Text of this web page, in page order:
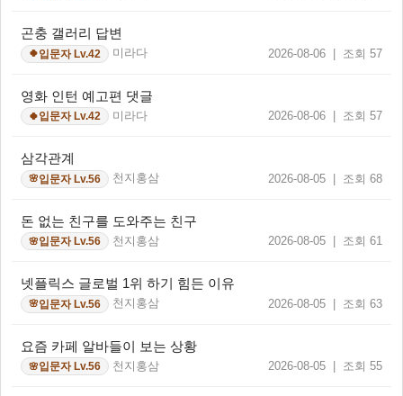
곤충 갤러리 답변
🍀입문자 Lv.42 미라다 2026-08-06 | 조회 57
영화 인턴 예고편 댓글
🍀입문자 Lv.42 미라다 2026-08-06 | 조회 57
삼각관계
🌸입문자 Lv.56 천지홍삼 2026-08-05 | 조회 68
돈 없는 친구를 도와주는 친구
🌸입문자 Lv.56 천지홍삼 2026-08-05 | 조회 61
넷플릭스 글로벌 1위 하기 힘든 이유
🌸입문자 Lv.56 천지홍삼 2026-08-05 | 조회 63
요즘 카페 알바들이 보는 상황
🌸입문자 Lv.56 천지홍삼 2026-08-05 | 조회 55